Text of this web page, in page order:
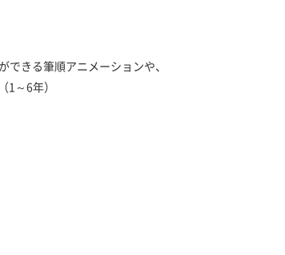
できる筆順アニメーションや、
1～6年）